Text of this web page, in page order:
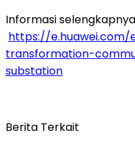
Informasi
https://
transformation-
substation
Berita Terkait